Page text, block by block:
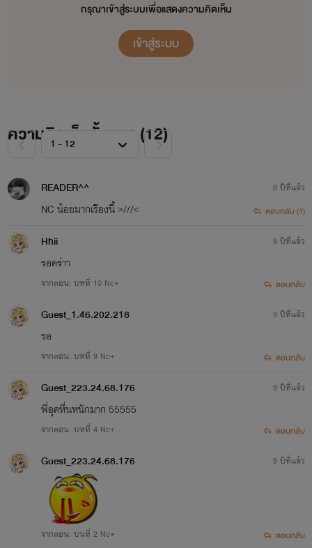
กรุณาเข้าสู่ระบบเพื่อแสดงความคิดเห็น
เข้าสู่ระบบ
ความคิดเห็นทั้งหมด (12)
READER^^
NC น้อยมากเรืีองนี้ >///<
8 ปีที่แล้ว
ตอบกลับ (1)
Hhii
รอคร่าา
จากตอน: บทที่ 10 Nc+
9 ปีที่แล้ว
ตอบกลับ
Guest_1.46.202.218
รอ
จากตอน: บทที่ 9 Nc+
9 ปีที่แล้ว
ตอบกลับ
Guest_223.24.68.176
พี่อุคหื่นหนักมาก 55555
จากตอน: บทที่ 4 Nc+
9 ปีที่แล้ว
ตอบกลับ
Guest_223.24.68.176
จากตอน: บนที่ 2 Nc+
9 ปีที่แล้ว
ตอบกลับ